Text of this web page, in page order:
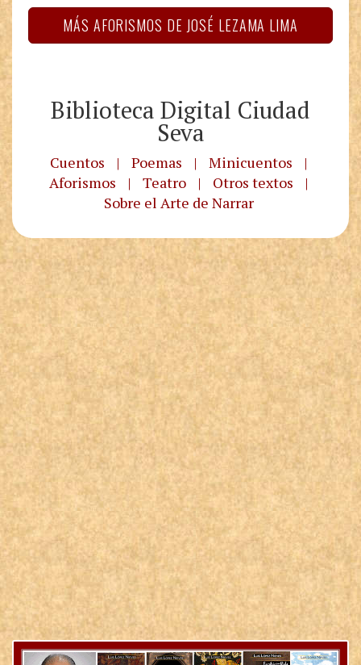
MÁS AFORISMOS DE JOSÉ LEZAMA LIMA
Biblioteca Digital Ciudad
Seva
Cuentos | Poemas | Minicuentos
|
Aforismos
| Teatro | Otros textos
|
Sobre el Arte de Narrar